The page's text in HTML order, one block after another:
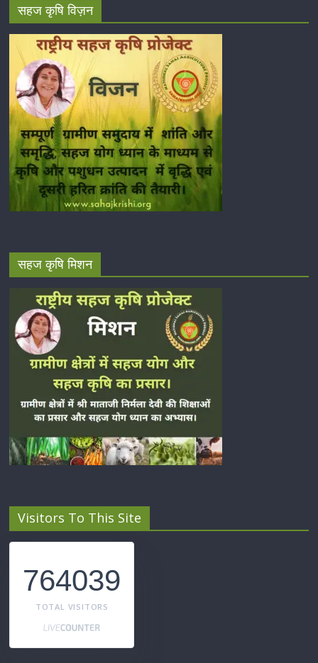
सहज कृषि विज़न
सहज कृषि मिशन
Visitors To This Site
764039
TOTAL VISITORS